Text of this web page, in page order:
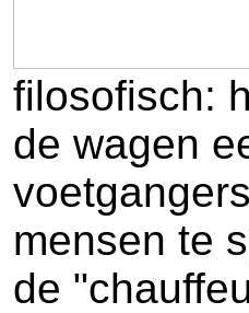
filosofisch:
de wagen
mensen te
de